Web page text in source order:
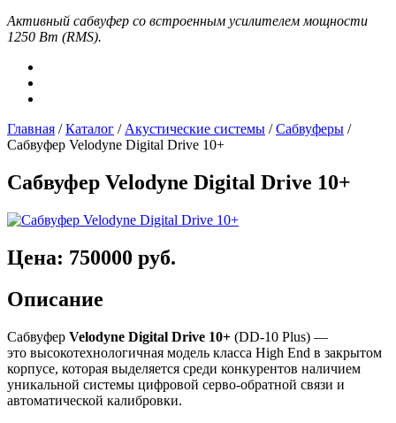
Активный сабвуфер со встроенным усилителем мощности
1250 Вт (RMS).
Главная /Каталог / Акустические системы /Сабвуферы /
Сабвуфер Velodyne Digital Drive 10+
Сабвуфер Velodyne Digital Drive 10+
Цена: 750000 руб.
Описание
Сабвуфер Velodyne Digital Drive 10+ (DD-10 Plus) —
это высокотехнологичная модель класса High End в закрытом
корпусе, которая выделяется среди конкурентов наличием
уникальной системы цифровой серво-обратной связи и
автоматической калибровки.